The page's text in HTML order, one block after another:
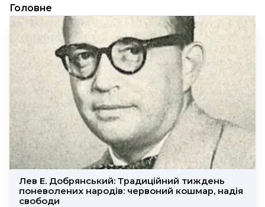
Головне
Лев Е. Добрянський: Традиційний тиждень
поневолених народів: червоний кошмар, надія
свободи